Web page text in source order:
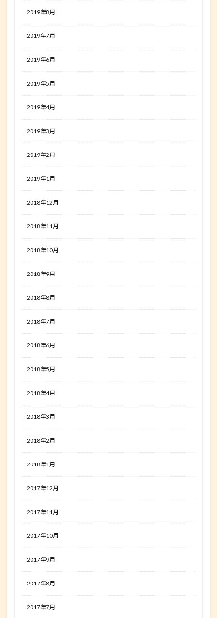
2019年8月
2019年7月
2019年6月
2019年5月
2019年4月
2019年3月
2019年2月
2019年1月
2018年12月
2018年11月
2018年10月
2018年9月
2018年8月
2018年7月
2018年6月
2018年5月
2018年4月
2018年3月
2018年2月
2018年1月
2017年12月
2017年11月
2017年10月
2017年9月
2017年8月
2017年7月